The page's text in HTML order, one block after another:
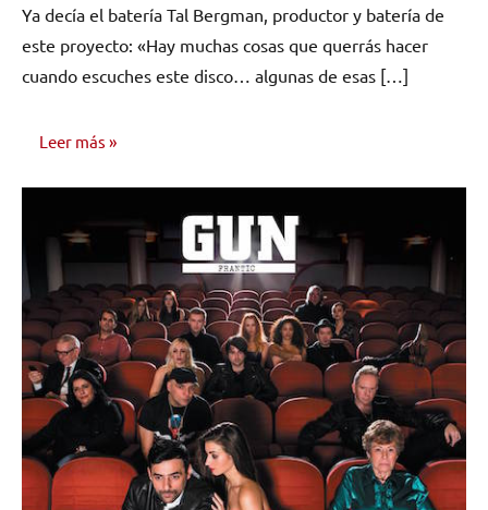
comentarios
Ya decía el batería Tal Bergman, productor y batería de
este proyecto: «Hay muchas cosas que querrás hacer
cuando escuches este disco… algunas de esas […]
Leer más